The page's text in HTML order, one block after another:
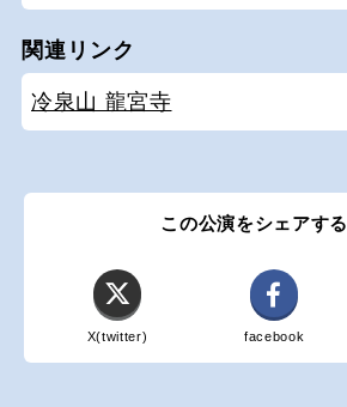
関連リンク
冷泉山 龍宮寺
この公演をシェアする
X(twitter) facebook